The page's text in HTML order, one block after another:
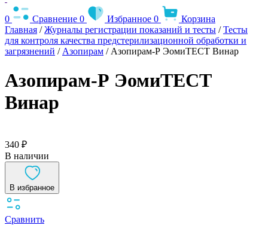
0 Сравнение 0 Избранное 0
Корзина
Главная /Журналы регистрации показаний и тесты /Тесты
для контроля качества предстерилизационной обработки и
загрязнений / Азопирам / Азопирам-Р ЭомиТЕСТ Винар
Азопирам-Р ЭомиТЕСТ
Винар
340 ₽
В наличии
В избранное
Сравнить